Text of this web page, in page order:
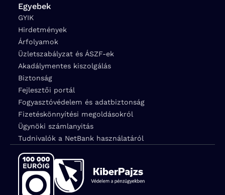
Egyebek
GYIK
Hirdetmények
Árfolyamok
Üzletszabályzat és ÁSZF-ek
Akadálymentes kiszolgálás
Biztonság
Fejlesztői portál
Fogyasztóvédelem és adatbiztonság
Fizetéskönnyítési megoldásokról
Ügynöki számlanyitás
Tudnivalók a NetBank használatáról